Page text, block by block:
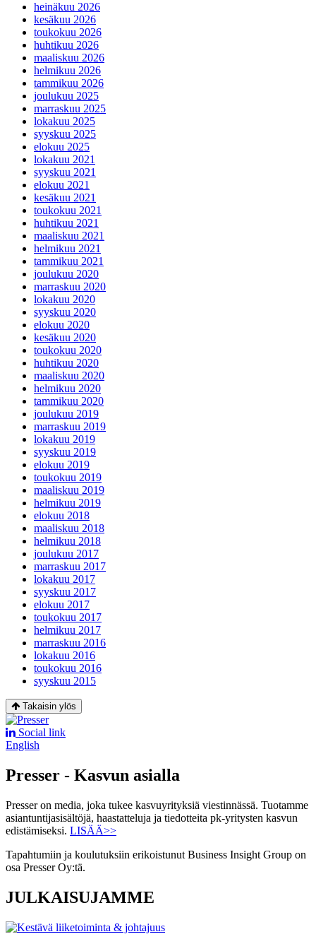
heinäkuu 2026
kesäkuu 2026
toukokuu 2026
huhtikuu 2026
maaliskuu 2026
helmikuu 2026
tammikuu 2026
joulukuu 2025
marraskuu 2025
lokakuu 2025
syyskuu 2025
elokuu 2025
lokakuu 2021
syyskuu 2021
elokuu 2021
kesäkuu 2021
toukokuu 2021
huhtikuu 2021
maaliskuu 2021
helmikuu 2021
tammikuu 2021
joulukuu 2020
marraskuu 2020
lokakuu 2020
syyskuu 2020
elokuu 2020
kesäkuu 2020
toukokuu 2020
huhtikuu 2020
maaliskuu 2020
helmikuu 2020
tammikuu 2020
joulukuu 2019
marraskuu 2019
lokakuu 2019
syyskuu 2019
elokuu 2019
toukokuu 2019
maaliskuu 2019
helmikuu 2019
elokuu 2018
maaliskuu 2018
helmikuu 2018
joulukuu 2017
marraskuu 2017
lokakuu 2017
syyskuu 2017
elokuu 2017
toukokuu 2017
helmikuu 2017
marraskuu 2016
lokakuu 2016
toukokuu 2016
syyskuu 2015
Takaisin ylös
Social link
English
Presser - Kasvun asialla
Presser on media, joka tukee kasvuyrityksiä viestinnässä. Tuotamme
asiantuntijasisältöjä, haastatteluja ja tiedotteita pk-yritysten kasvun
edistämiseksi. LISÄÄ>>
Tapahtumiin ja koulutuksiin erikoistunut Business Insight Group on
osa Presser Oy:tä.
JULKAISUJAMME